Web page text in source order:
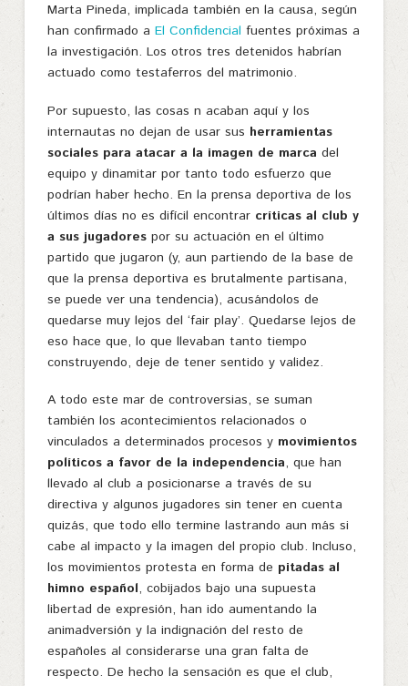
Marta Pineda, implicada también en la causa, según
han confirmado a El Confidencial fuentes próximas a
la investigación. Los otros tres detenidos habrían
actuado como testaferros del matrimonio.
Por supuesto, las cosas n acaban aquí y los
internautas no dejan de usar sus herramientas
sociales para atacar a la imagen de marca del
equipo y dinamitar por tanto todo esfuerzo que
podrían haber hecho. En la prensa deportiva de los
últimos días no es difícil encontrar críticas al club y
a sus jugadorespor su actuación en el último
partido que jugaron (y, aun partiendo de la base de
que la prensa deportiva es brutalmente partisana,
se puede ver una tendencia), acusándolos de
quedarse muy lejos del ‘fair play’. Quedarse lejos de
eso hace que, lo que llevaban tanto tiempo
construyendo, deje de tener sentido y validez.
A todo este mar de controversias, se suman
también los acontecimientos relacionados o
vinculados a determinados procesos y movimientos
políticos a favor de la independencia, que han
llevado al club a posicionarse a través de su
directiva y algunos jugadores sin tener en cuenta
quizás, que todo ello termine lastrando aun más si
cabe al impacto y la imagen del propio club. Incluso,
los movimientos protesta en forma de pitadas al
himno español, cobijados bajo una supuesta
libertad de expresión, han ido aumentando la
animadversión y la indignación del resto de
españoles al considerarse una gran falta de
respecto. De hecho la sensación es que el club,